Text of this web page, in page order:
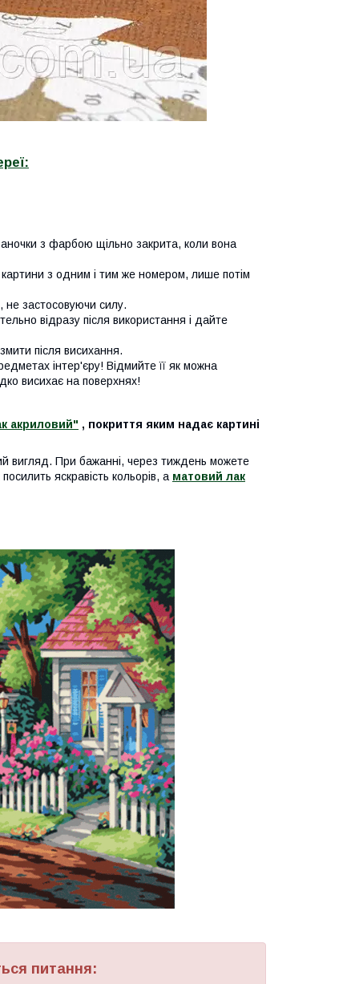
з фарбою щільно закрита, коли вона
з одним і тим же номером, лише потім
застосовуючи силу.
відразу після використання і дайте
після висихання.
інтер'єру! Відмийте її як можна
висихає на поверхнях!
акриловий" , покриття яким надає картині
вигляд. При бажанні, через тиждень можете
посилить яскравість кольорів, а матовий лак
питання: